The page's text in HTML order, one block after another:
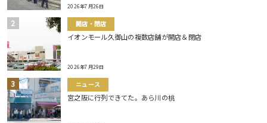
2026年7月26日
開店・閉店
イオンモール久御山の複数店舗が開店＆閉店
2026年7月29日
ニュース
宮之阪に行列できてた。あら川の桃